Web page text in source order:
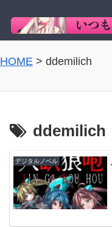
HOME > ddemilich
ddemilich
デジタルノベル